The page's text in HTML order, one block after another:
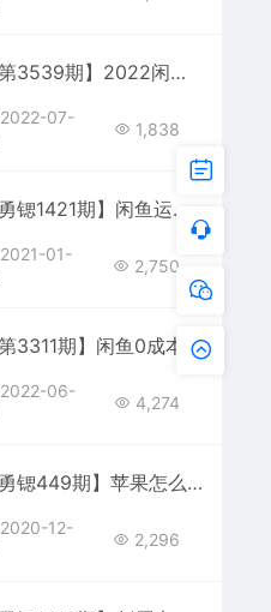
【第3539期】2022闲鱼虚拟项目VIP课程，卖出自动上架解放双手 稳定盈利+单日最高1000+
2022-07-
1,838
【勇锶1421期】闲鱼运营 闲鱼如何快速卖货精准引流打造私域流量池
2021-01-
2,750
【第3311期】闲鱼0成本无货源正规项目，无需引流1-3天见效果，日入500-5000（价值6980）
2022-06-
4,274
【勇锶449期】苹果怎么解ID锁？最新苹果ID锁解锁技术方法公布
2020-12-
2,296